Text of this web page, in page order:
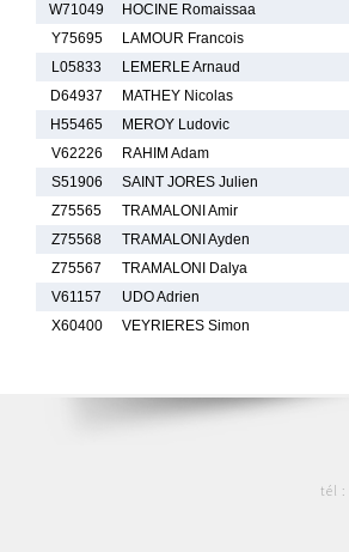
W71049
HOCINE Romaissaa
Y75695
LAMOUR Francois
L05833
LEMERLE Arnaud
D64937
MATHEY Nicolas
H55465
MEROY Ludovic
V62226
RAHIM Adam
S51906
SAINT JORES Julien
Z75565
TRAMALONI Amir
Z75568
TRAMALONI Ayden
Z75567
TRAMALONI Dalya
V61157
UDO Adrien
X60400
VEYRIERES Simon
tél :